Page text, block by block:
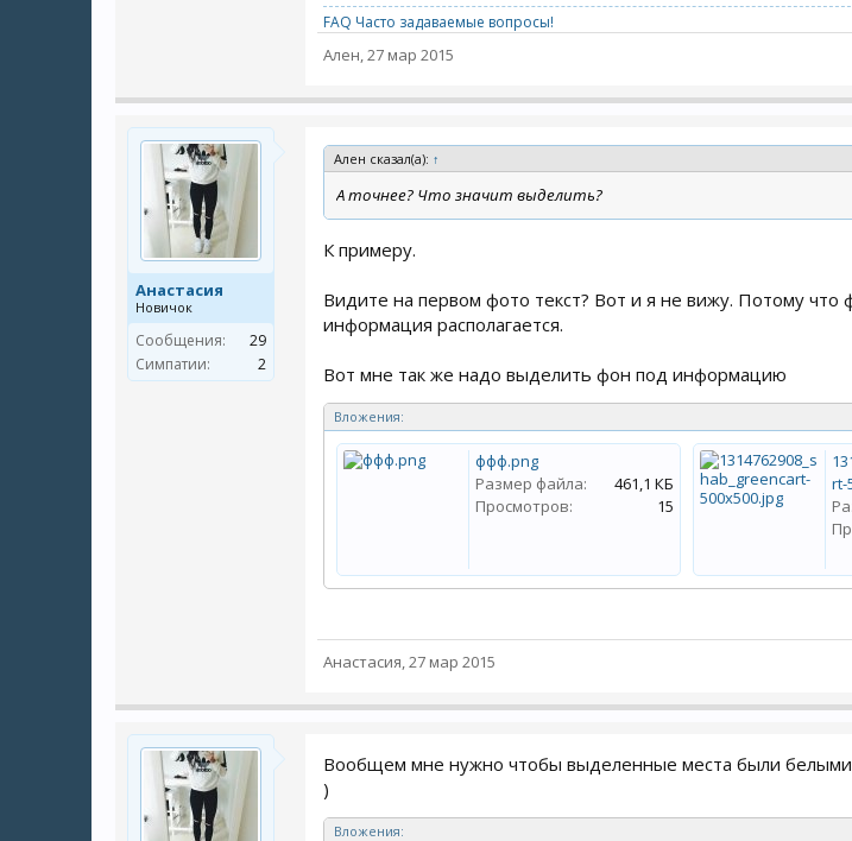
FAQ Часто задаваемые вопросы!
Ален,27 мар 2015
Анастасия
Новичок
Сообщения:
29
Симпатии:
2
Ален сказал(а): ↑
А точнее? Что значит выделить?
К примеру.
Видите на первом фото текст? Вот и я не вижу. Потому
информация располагается.
Вот мне так же надо выделить фон под информацию
Вложения:
ффф.png
Размер файла:
461,1 КБ
Просмотров:
15
rt-
Анастасия,27 мар 2015
Вообщем мне нужно чтобы выделенные места были белыми.
)
Вложения: